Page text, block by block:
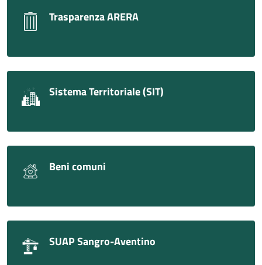
Trasparenza ARERA
Sistema Territoriale (SIT)
Beni comuni
SUAP Sangro-Aventino